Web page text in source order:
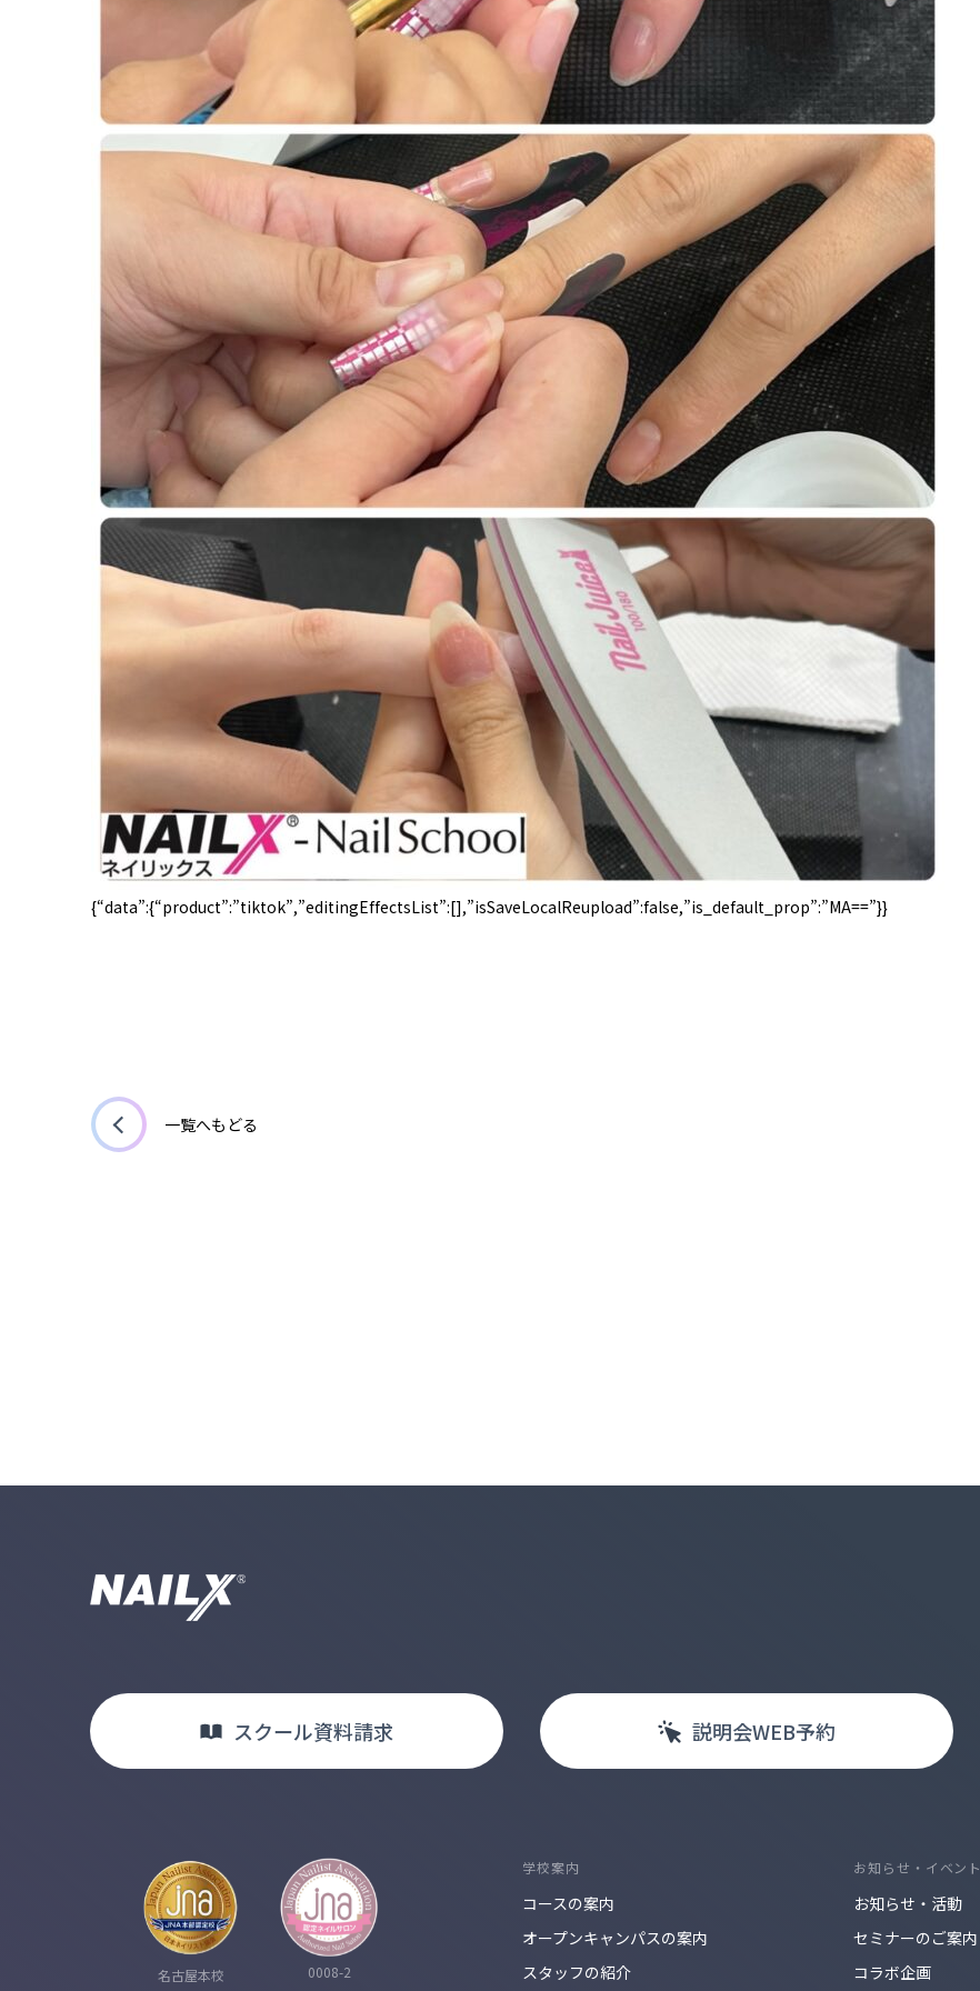
{“data”:{“product”:”tiktok”,”editingEffectsList”:[],”isSaveLocalReupload”:false,”is_default_prop”:”MA==”}}
一覧へもどる
スクール資料請求 説明会WEB予約
名古屋本校
0008-2
学校案内
コースの案内
オープンキャンパスの案内
スタッフの紹介
お知らせ・イベント
お知らせ・活動
セミナーのご案内
コラボ企画